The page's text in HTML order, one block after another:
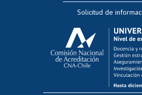
Evaluación docente
Calificación
Postulación al
Funcionarias/os
Cursos internos de
Bienestar del
Solicitud de